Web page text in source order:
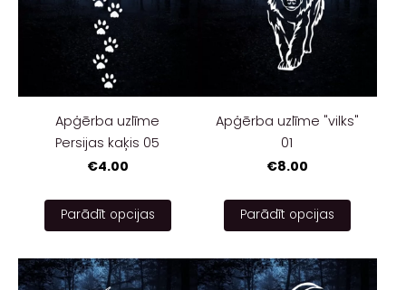
Apģērba uzlīme
Persijas kaķis 05
€4.00
Parādīt opcijas
Apģērba uzlīme "vilks"
01
€8.00
Parādīt opcijas